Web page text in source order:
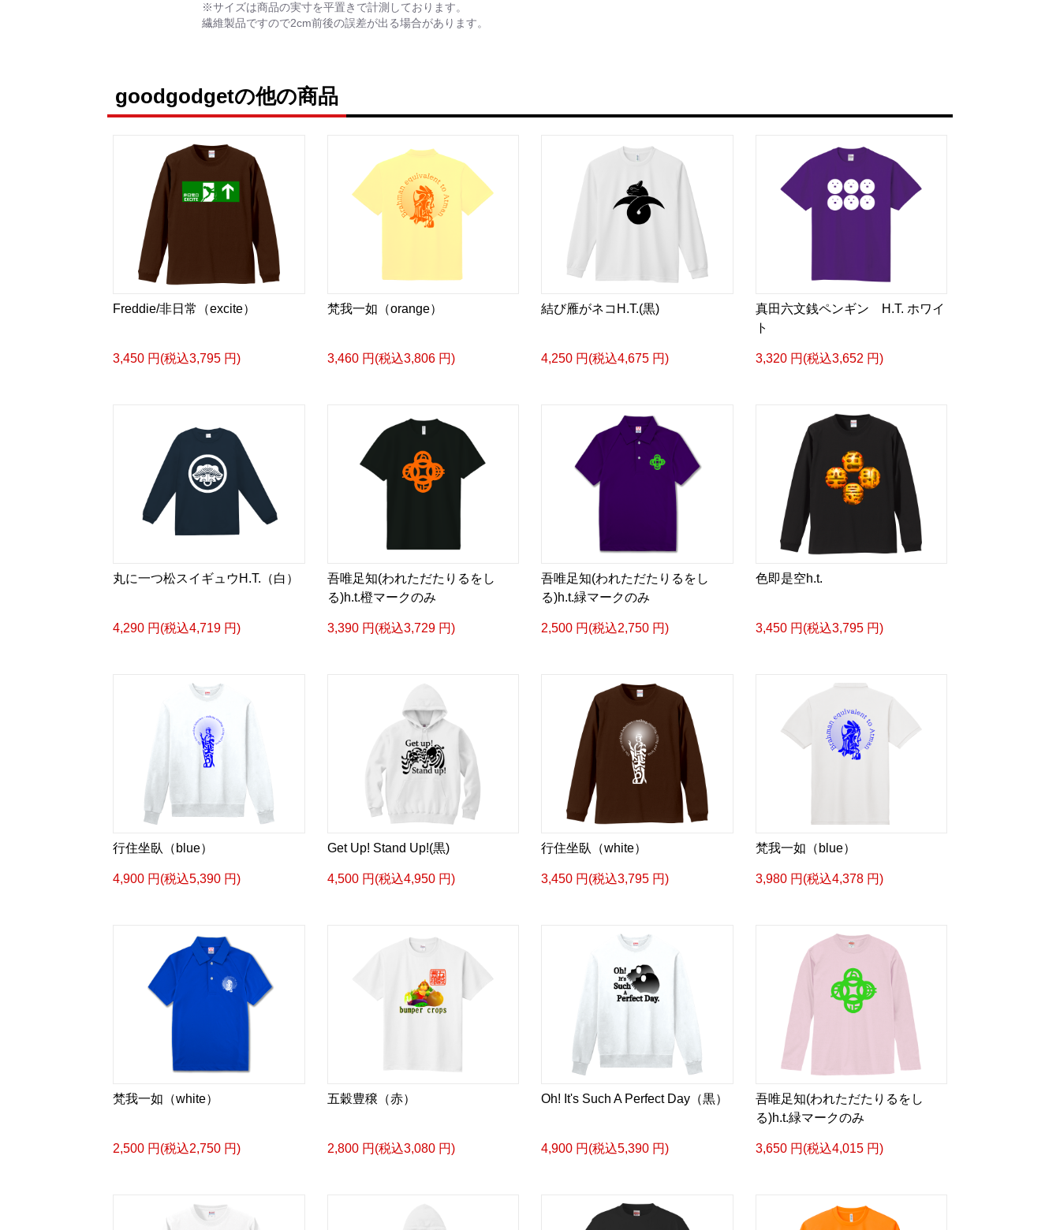
※サイズは商品の実寸を平置きで計測しております。
繊維製品ですので2cm前後の誤差が出る場合があります。
goodgodgetの他の商品
Freddie/非日常（excite）
3,450 円(税込3,795 円)
梵我一如（orange）
3,460 円(税込3,806 円)
結び雁がネコH.T.(黒)
4,250 円(税込4,675 円)
真田六文銭ペンギン H.T. ホワイ
ト
3,320 円(税込3,652 円)
丸に一つ松スイギュウH.T.（白）
4,290 円(税込4,719 円)
吾唯足知(われただたりるをし
る)h.t.橙マークのみ
3,390 円(税込3,729 円)
吾唯足知(われただたりるをし
る)h.t.緑マークのみ
2,500 円(税込2,750 円)
色即是空h.t.
3,450 円(税込3,795 円)
行住坐臥（blue）
4,900 円(税込5,390 円)
Get Up! Stand Up!(黒)
4,500 円(税込4,950 円)
行住坐臥（white）
3,450 円(税込3,795 円)
梵我一如（blue）
3,980 円(税込4,378 円)
梵我一如（white）
2,500 円(税込2,750 円)
五穀豊穣（赤）
2,800 円(税込3,080 円)
Oh! It's Such A Perfect Day（黒）
4,900 円(税込5,390 円)
吾唯足知(われただたりるをし
る)h.t.緑マークのみ
3,650 円(税込4,015 円)